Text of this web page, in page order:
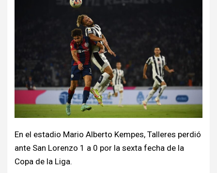
En el estadio Mario Alberto Kempes, Talleres perdió
ante San Lorenzo 1 a 0 por la sexta fecha de la
Copa de la Liga.